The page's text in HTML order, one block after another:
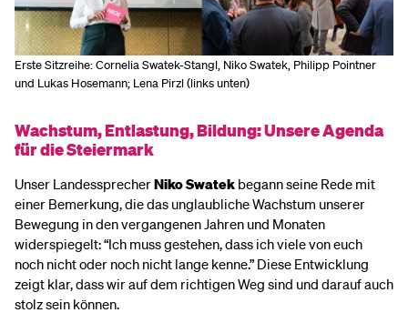
Erste Sitzreihe: Cornelia Swatek-Stangl, Niko Swatek, Philipp Pointner
und Lukas Hosemann; Lena Pirzl (links unten)
Wachstum, Entlastung, Bildung: Unsere Agenda
für die Steiermark
Unser LandessprecherNiko Swatek begann seine Rede mit
einer Bemerkung, die das unglaubliche Wachstum unserer
Bewegung in den vergangenen Jahren und Monaten
widerspiegelt: “Ich muss gestehen, dass ich viele von euch
noch nicht oder noch nicht lange kenne.” Diese Entwicklung
zeigt klar, dass wir auf dem richtigen Weg sind und darauf auch
stolz sein können.